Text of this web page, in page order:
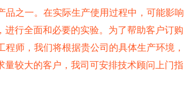
之一。在实际生产使用过程中，可能影响
行全面和必要的实验。为了帮助客户订购
师，我们将根据贵公司的具体生产环境，
较大的客户，我司可安排技术顾问上门指